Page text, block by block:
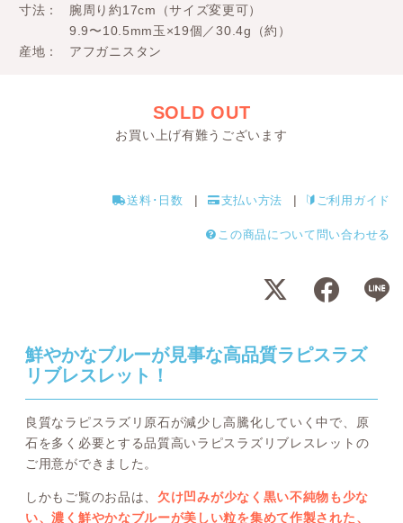
寸法
腕周り約17cm（サイズ変更可）
9.9〜10.5mm玉×19個／30.4g（約）
産地
アフガニスタン
SOLD OUT
お買い上げ有難うございます
送料･日数 支払い方法 ご利用ガイド
この商品について問い合わせる
鮮やかなブルーが見事な高品質ラピスラズ
リブレスレット！
良質なラピスラズリ原石が減少し高騰化していく中で、原
石を多く必要とする品質高いラピスラズリブレスレットの
ご用意ができました。
しかもご覧のお品は、 欠け凹みが少なく黒い不純物も少な
い、濃く鮮やかなブルーが美しい粒を集めて作製された、